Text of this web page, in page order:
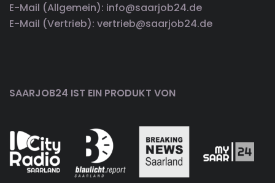
E-Mail (Allgemein): info@saarjob24.de
E-Mail (Vertrieb): vertrieb@saarjob24.de
SAARJOB24 IST EIN PRODUKT VON